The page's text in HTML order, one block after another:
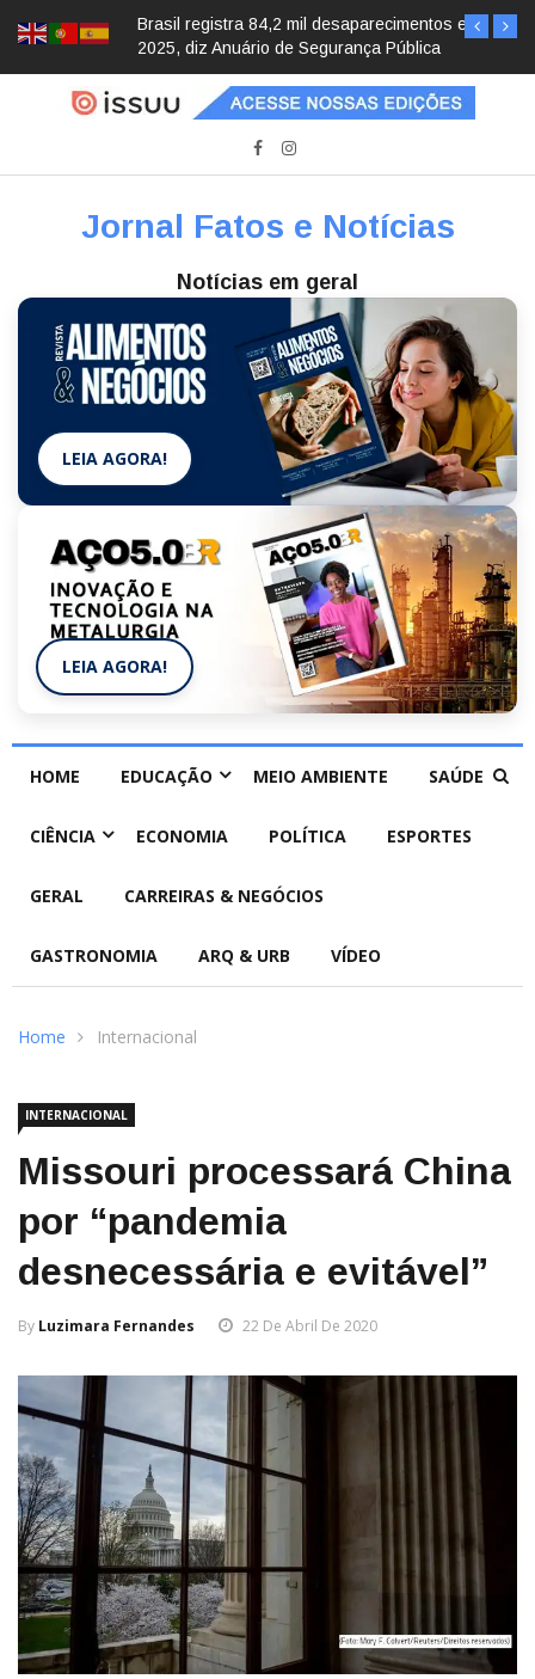
Brasil registra 84,2 mil desaparecimentos em
2025, diz Anuário de Segurança Pública
Jornal Fatos e Notícias
Notícias em geral
LEIA AGORA!
LEIA AGORA!
HOME EDUCAÇÃO MEIO AMBIENTE SAÚDE
CIÊNCIA ECONOMIA POLÍTICA ESPORTES
GERAL CARREIRAS & NEGÓCIOS
GASTRONOMIA ARQ & URB VÍDEO
Home Internacional
INTERNACIONAL
Missouri processará China
por “pandemia
desnecessária e evitável”
By Luzimara Fernandes 22 De Abril De 2020